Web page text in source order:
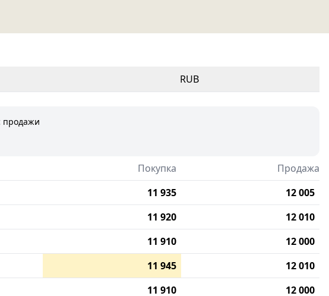
RUB
продажи
Покупка
Продажа
11 935
12 005
11 920
12 010
11 910
12 000
11 945
12 010
11 910
12 000